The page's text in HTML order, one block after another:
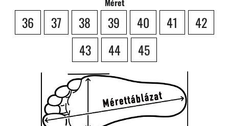
Méret
36 37 38 39 40 41
42
43
44 45